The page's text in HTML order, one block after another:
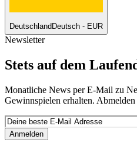
Deutschland Deutsch - EUR
Newsletter
Stets auf dem
Monatliche News per E-Mail zu
Gewinnspielen erhalten.
Anmelden